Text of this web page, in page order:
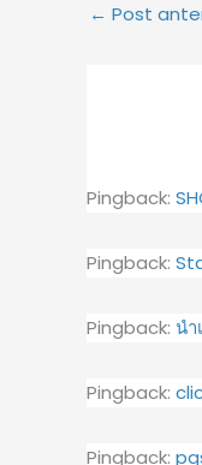
← Post
Pingback:
Pingback:
Pingback: นำ
Pingback:
Pingback: